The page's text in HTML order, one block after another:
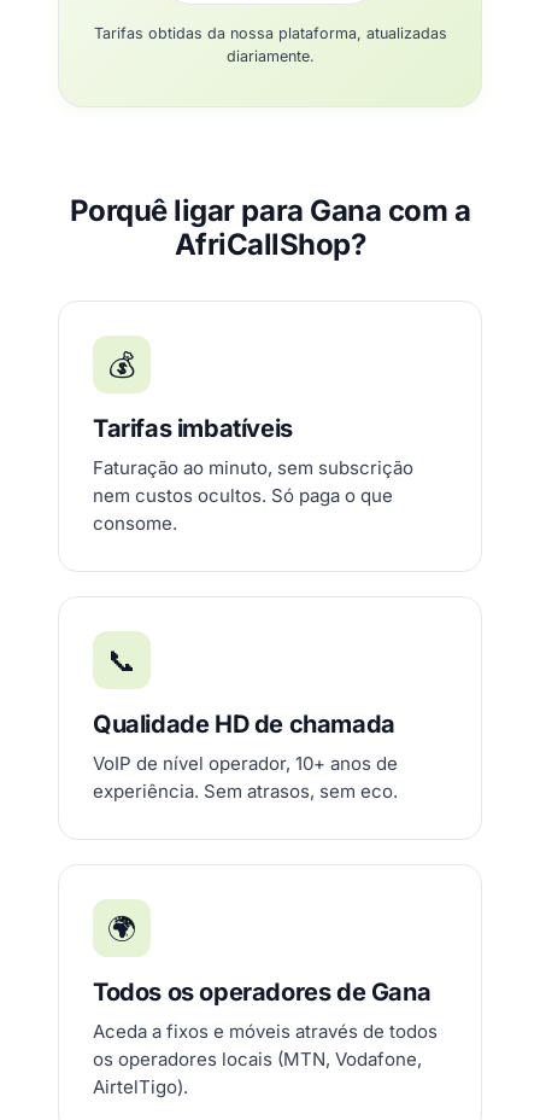
Tarifas obtidas da nossa plataforma, atualizadas
diariamente.
Porquê ligar para Gana com a
AfriCallShop?
💰
Tarifas imbatíveis
Faturação ao minuto, sem subscrição
nem custos ocultos. Só paga o que
consome.
📞
Qualidade HD de chamada
VoIP de nível operador, 10+ anos de
experiência. Sem atrasos, sem eco.
🌍
Todos os operadores de Gana
Aceda a fixos e móveis através de todos
os operadores locais (MTN, Vodafone,
AirtelTigo).